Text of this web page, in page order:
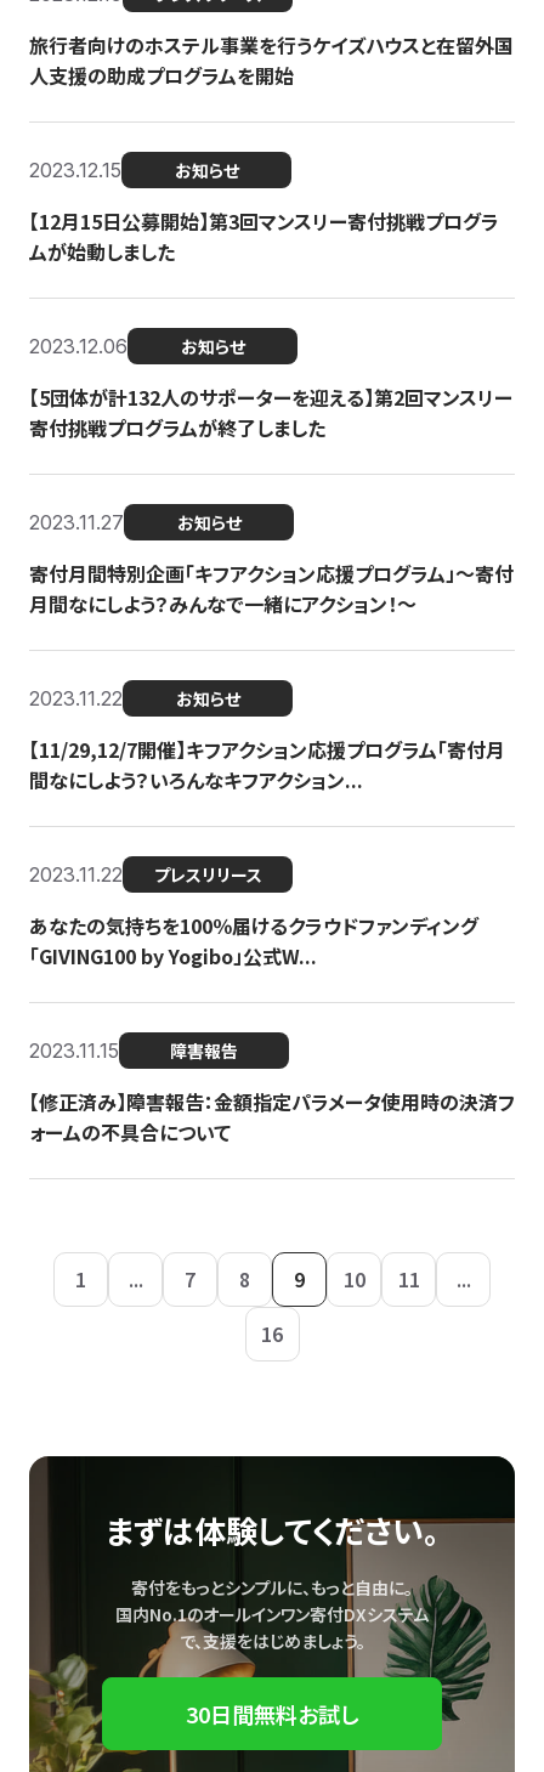
旅行者向けのホステル事業を行うケイズハウスと在留外国
人支援の助成プログラムを開始
2023.12.15 お知らせ
【12月15日公募開始】第3回マンスリー寄付挑戦プログラ
ムが始動しました
2023.12.06 お知らせ
【5団体が計132人のサポーターを迎える】第2回マンスリー
寄付挑戦プログラムが終了しました
2023.11.27 お知らせ
寄付月間特別企画「キフアクション応援プログラム」〜寄付
月間なにしよう？みんなで一緒にアクション！〜
2023.11.22 お知らせ
【11/29,12/7開催】キフアクション応援プログラム「寄付月
間なにしよう？いろんなキフアクション...
2023.11.22 プレスリリース
あなたの気持ちを100％届けるクラウドファンディング
「GIVING100 by Yogibo」公式W...
2023.11.15 障害報告
【修正済み】障害報告：金額指定パラメータ使用時の決済フ
ォームの不具合について
1 ... 7 8 9 10 11
...
16
まずは体験してください。
寄付をもっとシンプルに、もっと自由に。
国内No.1のオールインワン寄付DXシステム
で、支援をはじめましょう。
30日間無料お試し